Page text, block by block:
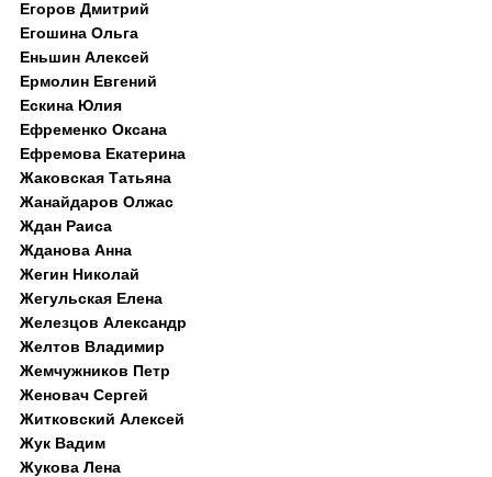
Егоров Дмитрий
Егошина Ольга
Еньшин Алексей
Ермолин Евгений
Ескина Юлия
Ефременко Оксана
Ефремова Екатерина
Жаковская Татьяна
Жанайдаров Олжас
Ждан Раиса
Жданова Анна
Жегин Николай
Жегульская Елена
Железцов Александр
Желтов Владимир
Жемчужников Петр
Женовач Сергей
Житковский Алексей
Жук Вадим
Жукова Лена